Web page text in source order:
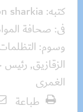
كتبه: sharkia
فى: صحافة
وسوم:
الزقازيق, رئيس
الغمرى
طباعة